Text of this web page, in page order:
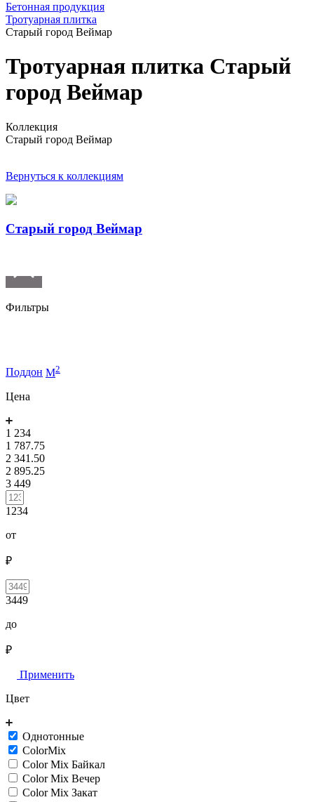
Бетонная продукция
Тротуарная плитка
Старый город Веймар
Тротуарная плитка Старый
город Веймар
Коллекция
Старый город Веймар
Вернуться к коллекциям
Старый город Веймар
Фильтры
Поддон M2
Цена
1 234
1 787.75
2 341.50
2 895.25
3 449
1234
от
₽
3449
до
₽
Применить
Цвет
Однотонные
ColorMix
Color Mix Байкал
Color Mix Вечер
Color Mix Закат